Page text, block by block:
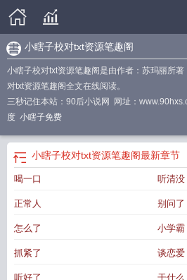
小瞎子校对txt资源笔趣阁
小瞎子校对txt资源笔趣阁是由作者：苏玛丽所
对txt资源笔趣阁全文在线阅读。
三秒记住本站：90后小说网 网址：
度 小瞎子免费
小瞎子校对txt资源笔趣阁最新章节
喝一口 听清没
正常人 别问了
怎么了 小学霸
抓紧了 谈恋爱
听好了 干什么